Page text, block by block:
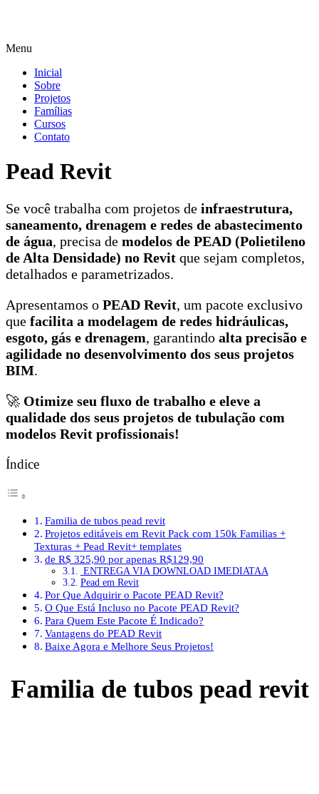
Menu
Inicial
Sobre
Projetos
Famílias
Cursos
Contato
Pead Revit
Se você trabalha com projetos de infraestrutura,
saneamento, drenagem e redes de abastecimento
de água, precisa de modelos de PEAD (Polietileno
de Alta Densidade) no Revit que sejam completos,
detalhados e parametrizados.
Apresentamos o PEAD Revit, um pacote exclusivo
que facilita a modelagem de redes hidráulicas,
esgoto, gás e drenagem, garantindo alta precisão e
agilidade no desenvolvimento dos seus projetos
BIM.
🚀 Otimize seu fluxo de trabalho e eleve a
qualidade dos seus projetos de tubulação com
modelos Revit profissionais!
Índice
Familia de tubos pead revit
Projetos editáveis em Revit Pack com 150k Familias +
Texturas + Pead Revit+ templates
de R$ 325,90 por apenas R$129,90
ENTREGA VIA DOWNLOAD IMEDIATAA
Pead em Revit
Por Que Adquirir o Pacote PEAD Revit?
O Que Está Incluso no Pacote PEAD Revit?
Para Quem Este Pacote É Indicado?
Vantagens do PEAD Revit
Baixe Agora e Melhore Seus Projetos!
Familia de tubos pead revit